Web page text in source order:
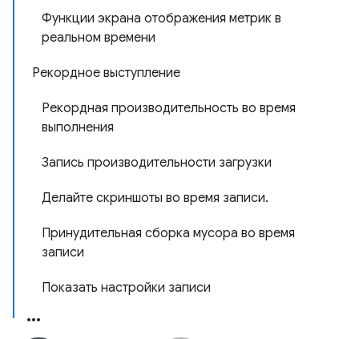
Функции экрана отображения метрик в
реальном времени
Рекордное выступление
Рекордная производительность во время
выполнения
Запись производительности загрузки
Делайте скриншоты во время записи.
Принудительная сборка мусора во время
записи
Показать настройки записи